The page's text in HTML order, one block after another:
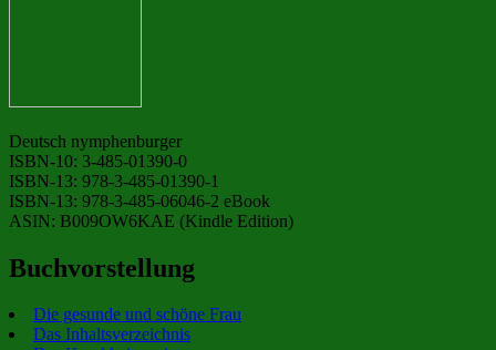
Deutsch nymphenburger
ISBN-10: 3-485-01390-0
ISBN-13: 978-3-485-01390-1
ISBN-13: 978-3-485-06046-2 eBook
ASIN: B009OW6KAE (Kindle Edition)
Buchvorstellung
Die gesunde und schöne Frau
Das Inhaltsverzeichnis